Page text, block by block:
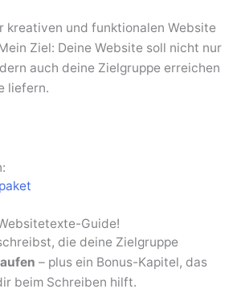
kreativen und funktionalen Website
Ziel: Deine Website soll nicht nur
auch deine Zielgruppe erreichen
liefern.
Guide!
die deine Zielgruppe
– plus ein Bonus-Kapitel, das
beim Schreiben hilft.